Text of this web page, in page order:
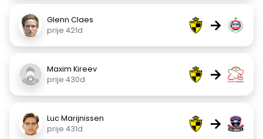
Glenn Claes
prije 421d
→
Maxim Kireev
prije 430d
→
Luc Marijnissen
prije 431d
→